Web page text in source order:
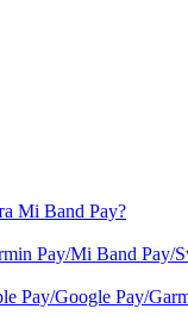
Mi Band Pay?
Pay/Mi Band Pay/
Pay/Google Pay/